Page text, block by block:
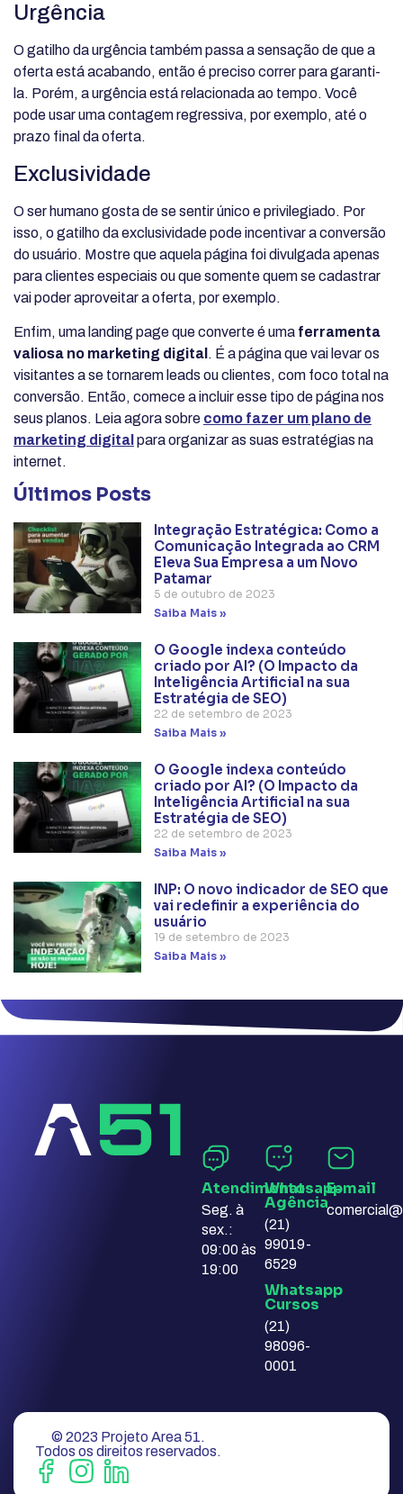
Urgência
O gatilho da urgência também passa a sensação de que a
oferta está acabando, então é preciso correr para garanti-
la. Porém, a urgência está relacionada ao tempo. Você
pode usar uma contagem regressiva, por exemplo, até o
prazo final da oferta.
Exclusividade
O ser humano gosta de se sentir único e privilegiado. Por
isso, o gatilho da exclusividade pode incentivar a conversão
do usuário. Mostre que aquela página foi divulgada apenas
para clientes especiais ou que somente quem se cadastrar
vai poder aproveitar a oferta, por exemplo.
Enfim, uma landing page que converte é uma ferramenta
valiosa no marketing digital . É a página que vai levar os
visitantes a se tornarem leads ou clientes, com foco total na
conversão. Então, comece a incluir esse tipo de página nos
seus planos. Leia agora sobre como fazer um plano de
marketing digital para organizar as suas estratégias na
internet.
Últimos Posts
Integração Estratégica: Como a
Comunicação Integrada ao CRM
Eleva Sua Empresa a um Novo
Patamar
5 de outubro de 2023
Saiba Mais »
O Google indexa conteúdo
criado por AI? (O Impacto da
Inteligência Artificial na sua
Estratégia de SEO)
22 de setembro de 2023
Saiba Mais »
O Google indexa conteúdo
criado por AI? (O Impacto da
Inteligência Artificial na sua
Estratégia de SEO)
22 de setembro de 2023
Saiba Mais »
INP: O novo indicador de SEO que
vai redefinir a experiência do
usuário
19 de setembro de 2023
Saiba Mais »
Atendimento
Seg. à
sex.:
09:00 às
19:00
Whatsapp
Agência​
(21)
99019-
6529
Whatsapp
Cursos​
(21)
98096-
0001
E-mail​
© 2023 Projeto Area 51.
Todos os direitos reservados.